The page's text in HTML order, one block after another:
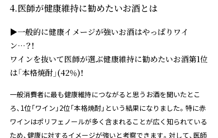
4.医師が健康維持に勧めたいお酒とは
▶一般的に健康イメージが強いお酒はやっぱりワイ
ン…？！
ワインを抜いて医師が選ぶ健康維持に勧めたいお酒第1位
は「本格焼酎」(42％)！
一般消費者に最も健康維持につながると思うお酒を聞いたとこ
ろ、1位「ワイン」2位「本格焼酎」という結果になりました。特に赤
ワインはポリフェノールが多く含まれることが広く知られている
ため、健康に対するイメージが強いと考察できます。対して、医師